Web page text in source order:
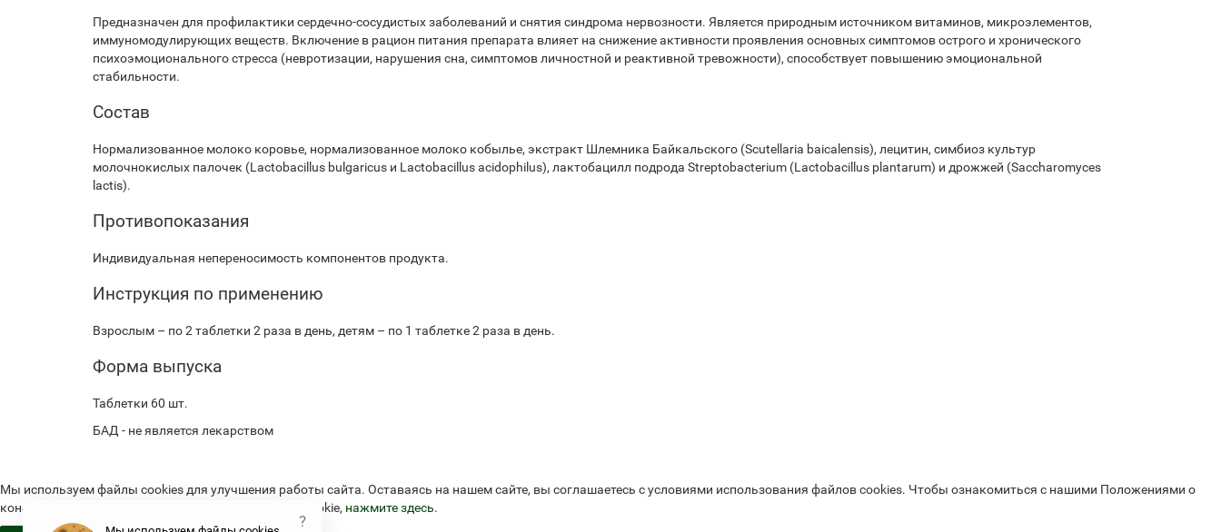
Предназначен для профилактики сердечно-сосудистых заболеваний и снятия синдрома нервозности. Является природным источником витаминов, микроэлементов,
иммуномодулирующих веществ. Включение в рацион питания препарата влияет на снижение активности проявления основных симптомов острого и хронического
психоэмоционального стресса (невротизации, нарушения сна, симптомов личностной и реактивной тревожности), способствует повышению эмоциональной
стабильности.
Состав
Нормализованное молоко коровье, нормализованное молоко кобылье, экстракт Шлемника Байкальского (Scutellaria baicalensis), лецитин, симбиоз культур
молочнокислых палочек (Lactobacillus bulgaricus и Lactobacillus acidophilus), лактобацилл подрода Streptobacterium (Lactobacillus plantarum) и дрожжей (Saccharomyces
lactis).
Противопоказания
Индивидуальная непереносимость компонентов продукта.
Инструкция по применению
Взрослым – по 2 таблетки 2 раза в день, детям – по 1 таблетке 2 раза в день.
Форма выпуска
Таблетки 60 шт.
БАД - не является лекарством
Мы используем файлы cookies для улучшения работы сайта. Оставаясь на нашем сайте, вы соглашаетесь с условиями использования файлов cookies. Чтобы ознакомиться с нашими Положениями о
конфиденциальности и об использовании файлов cookie, нажмите здесь.
?